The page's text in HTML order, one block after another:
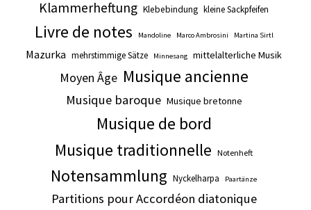
Klammerheftung Klebebindung kleine Sackpfeifen
Livre de notes Mandoline Marco Ambrosini Martina Sirtl
Mazurka mehrstimmige Sätze Minnesang mittelalterliche Musik
Moyen Âge Musique ancienne
Musique baroque Musique bretonne
Musique de bord
Musique traditionnelle Notenheft
Notensammlung Nyckelharpa Paartänze
Partitions pour Accordéon diatonique